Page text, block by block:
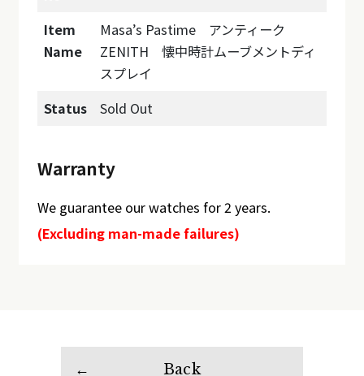
Item
Name
Masa’s Pastime アンティーク
ZENITH 懐中時計ムーブメントディ
スプレイ
Status
Sold Out
Warranty
We guarantee our watches for 2 years.
(Excluding man-made failures)
Back